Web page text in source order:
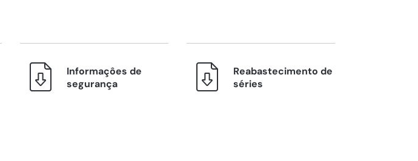
Informaçôes de
segurança
Reabastecimento de
séries